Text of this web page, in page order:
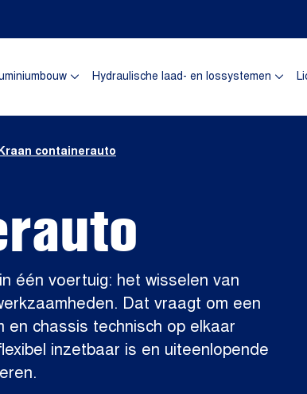
Hydraulische laad- en lossystemen
één voertuig: het wisselen van
Dat vraagt om een
chassis technisch op elkaar
inzetbaar is en uiteenlopende
containerauto